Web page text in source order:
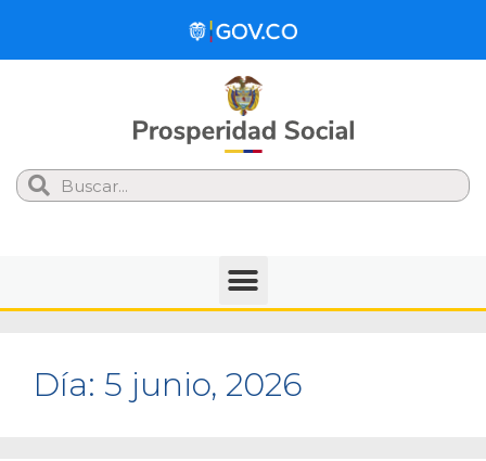
Search
Día: 5 junio, 2026